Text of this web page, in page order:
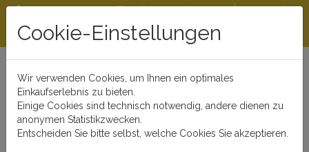
Beratungshotline
0721 - 830 777 0
Rabattstaffeln ab
300 €
Öffnungszeiten
Cookie-Einstellungen
Wir verwenden Cookies, um Ihnen ein optimales
Einkaufserlebnis zu bieten.
Einige Cookies sind technisch notwendig, andere dienen zu
anonymen Statistikzwecken.
Entscheiden Sie bitte selbst, welche Cookies Sie akzeptieren.